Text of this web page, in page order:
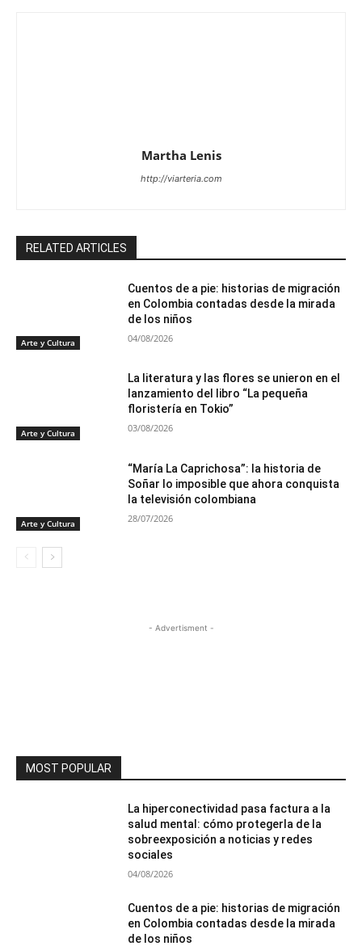
Martha Lenis
http://viarteria.com
RELATED ARTICLES
Arte y Cultura
Cuentos de a pie: historias de migración
en Colombia contadas desde la mirada
de los niños
04/08/2026
Arte y Cultura
La literatura y las flores se unieron en el
lanzamiento del libro “La pequeña
floristería en Tokio”
03/08/2026
Arte y Cultura
“María La Caprichosa”: la historia de
Soñar lo imposible que ahora conquista
la televisión colombiana
28/07/2026
- Advertisment -
MOST POPULAR
La hiperconectividad pasa factura a la
salud mental: cómo protegerla de la
sobreexposición a noticias y redes
sociales
04/08/2026
Cuentos de a pie: historias de migración
en Colombia contadas desde la mirada
de los niños